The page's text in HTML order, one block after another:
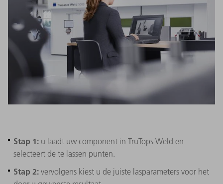
Stap 1: u laadt uw component in TruTops Weld en
selecteert de te lassen punten.
Stap 2: vervolgens kiest u de juiste lasparameters voor het